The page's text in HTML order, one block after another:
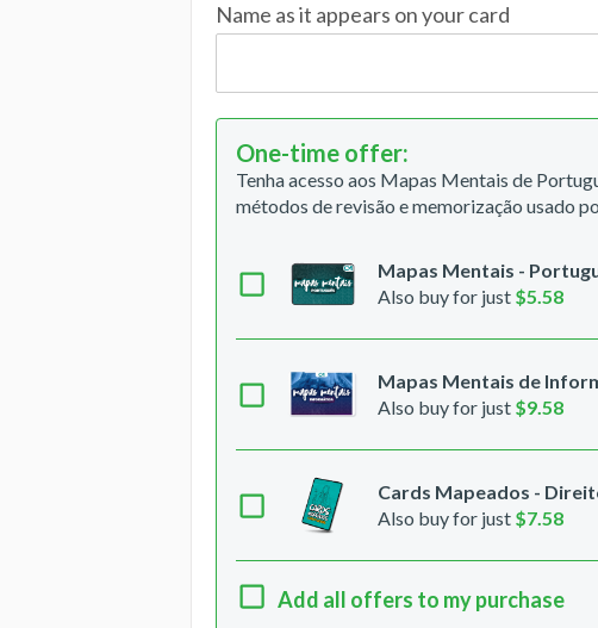
Name as it appears on your card
One-time offer:
Tenha acesso aos Mapas Mentais de
métodos de revisão e memorização usado
Mapas Mentais -
Also buy for just $5.58
Mapas Mentais de
Also buy for just $9.58
Cards Mapeados -
Also buy for just $7.58
Add all offers to my purchase